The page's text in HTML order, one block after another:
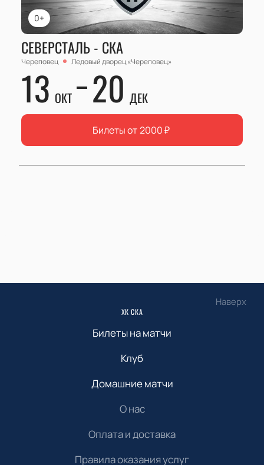
0+
СЕВЕРСТАЛЬ - СКА
Череповец Ледовый дворец «Череповец»
13 ОКТ 20 ДЕК
Билеты от 2000₽
Наверх
ХК СКА
Билеты на матчи
Клуб
Домашние матчи
О нас
Оплата и доставка
Правила оказания услуг